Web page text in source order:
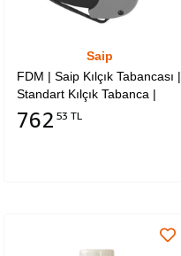
Saip
FDM | Saip Kılçık Tabancası |
Standart Kılçık Tabanca |
Normal Uçlu
762 53 TL